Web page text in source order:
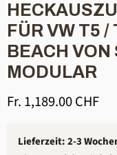
FÜR VW T5
BEACH
MODULAR
Aktueller Preis
Fr. 1,189.00 CHF
Lieferzeit: 2-3